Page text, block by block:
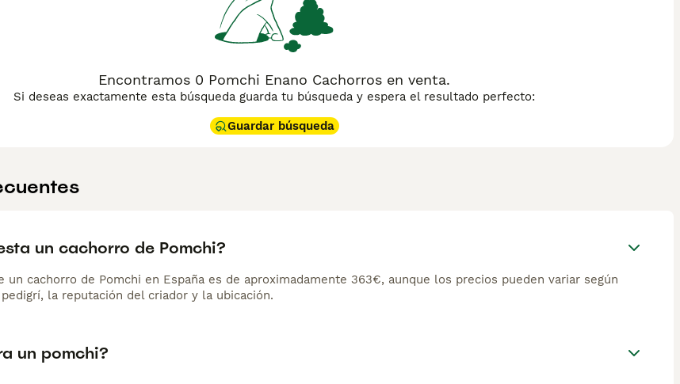
Encontramos 0 Pomchi Enano Cachorros en venta.
Si deseas exactamente esta búsqueda guarda tu búsqueda y espera el resultado perfecto:
Guardar búsqueda
un cachorro de Pomchi?
un cachorro de Pomchi en España es de aproximadamente 363€, aunque los precios pueden variar según
la reputación del criador y la ubicación.
un pomchi?